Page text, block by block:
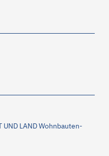
LAND Wohnbauten-